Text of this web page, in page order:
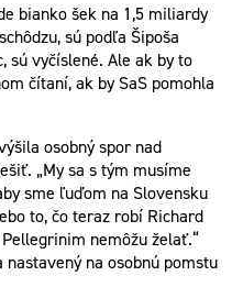
bianko šek na 1,5 miliardy
sú podľa Šipoša
sú vyčíslené. Ale ak by to
čítaní, ak by SaS pomohla
osobný spor nad
„My sa s tým musíme
sme ľuďom na Slovensku
to, čo teraz robí Richard
nemôžu želať.“
nastavený na osobnú pomstu